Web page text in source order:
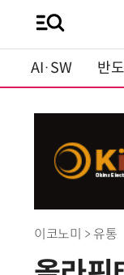
AI·SW 반도
이코노미 > 유통